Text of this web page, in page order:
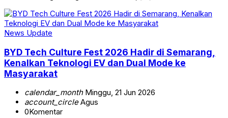
News Update
BYD Tech Culture Fest 2026 Hadir di Semarang,
Kenalkan Teknologi EV dan Dual Mode ke
Masyarakat
calendar_monthMinggu, 21 Jun 2026
account_circleAgus
0Komentar